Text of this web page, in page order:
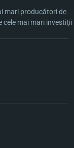
mari producători de
cele mai mari investiţii